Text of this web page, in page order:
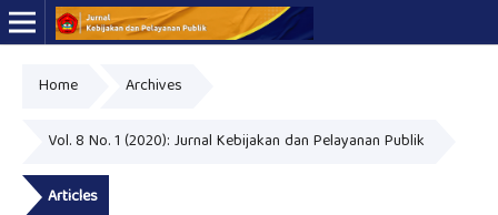
Home Archives
Vol. 8 No. 1 (2020): Jurnal Kebijakan dan Pelayanan Publik
Articles